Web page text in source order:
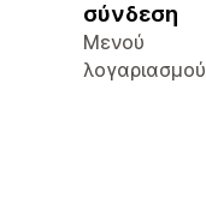
σύνδεση
Μενού
λογαριασμού